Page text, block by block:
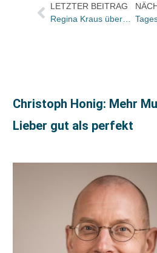
LETZTER BEITRAG
Regina Kraus übernimmt Vertriebsleitung bei Heel
Christoph Honig: Mehr
Lieber gut als perfekt